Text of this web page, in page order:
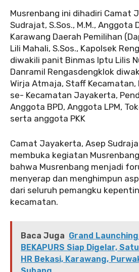
Musrenbang ini dihadiri Camat
Sudrajat, S.Sos., M.M., Anggota
Karawang Daerah Pemilihan
Lili Mahali, S.Sos., Kapolsek
diwakili panit Binmas Iptu Lilis
Danramil Rengasdengklok
Wirja Atmaja, Staff Kecamatan,
se- Kecamatan Jayakerta,
Anggota BPD, Anggota LPM,
serta anggota PKK
Camat Jayakerta, Asep
membuka kegiatan
bahwa Musrenbang menjadi
menyerap dan menghimpun
dari seluruh pemangku
kecamatan.
Baca Juga Grand Launching
BEKAPURS Siap Digelar,
HR Bekasi, Karawang,